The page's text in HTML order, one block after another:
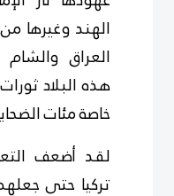
الهند وغيرها
العراق
هذه البلاد
خاصة مئات
لقد أضعف
تركيا حتى